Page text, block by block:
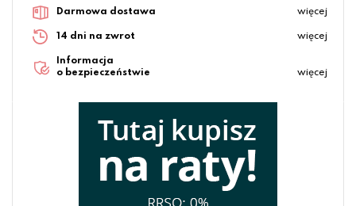
Darmowa dostawa więcej
14 dni na zwrot więcej
Informacja
o bezpieczeństwie
więcej